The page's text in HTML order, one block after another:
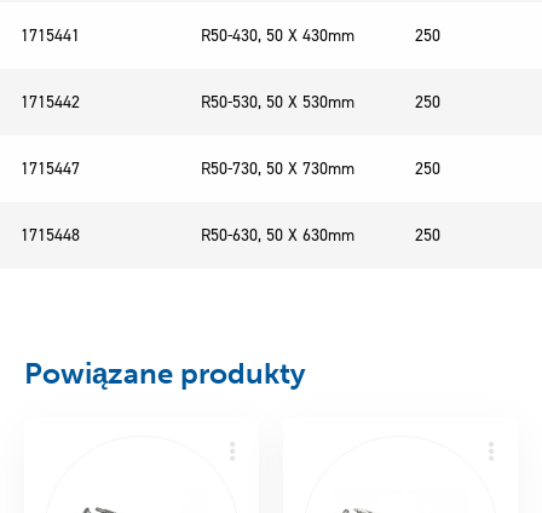
1715441 R50-430, 50 X 430mm 250
1715442 R50-530, 50 X 530mm 250
1715447 R50-730, 50 X 730mm 250
1715448 R50-630, 50 X 630mm 250
Powiązane produkty